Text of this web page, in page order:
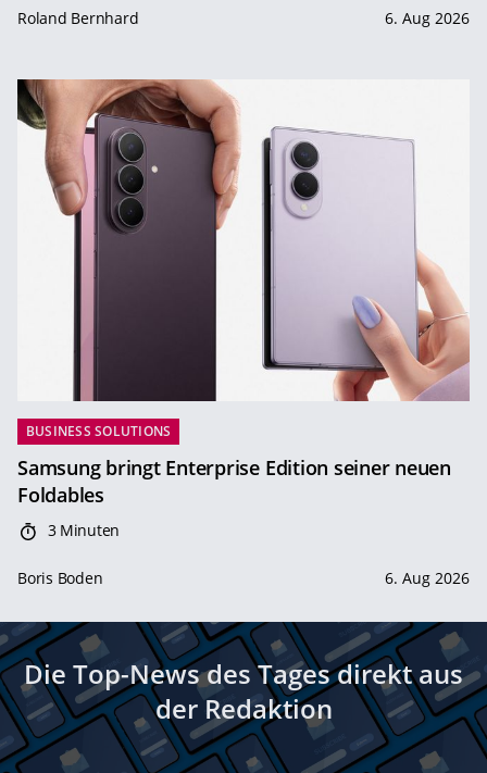
Roland Bernhard 6. Aug 2026
BUSINESS SOLUTIONS
Samsung bringt Enterprise Edition seiner neuen
Foldables
3 Minuten
Boris Boden 6. Aug 2026
Die Top-News des Tages direkt aus
der Redaktion